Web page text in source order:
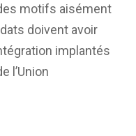
motifs aisément
doivent avoir
implantés
l’Union